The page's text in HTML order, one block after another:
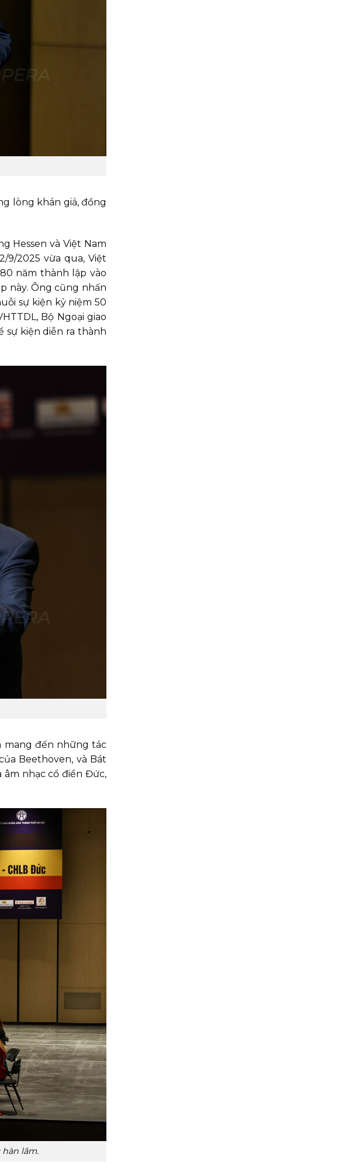
lòng khán giả, đồng
Hessen và Việt Nam
9/2025 vừa qua, Việt
năm thành lập vào
này. Ông cũng nhấn
sự kiện kỷ niệm 50
Bộ Ngoại giao
sự kiện diễn ra thành
mang đến những tác
Beethoven, và Bát
nhạc cổ điển Đức,
lâm.